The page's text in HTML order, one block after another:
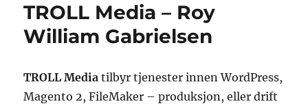
TROLL Media – Roy
William Gabrielsen
TROLL Media tilbyr tjenester innen WordPress,
Magento 2, FileMaker – produksjon, eller drift